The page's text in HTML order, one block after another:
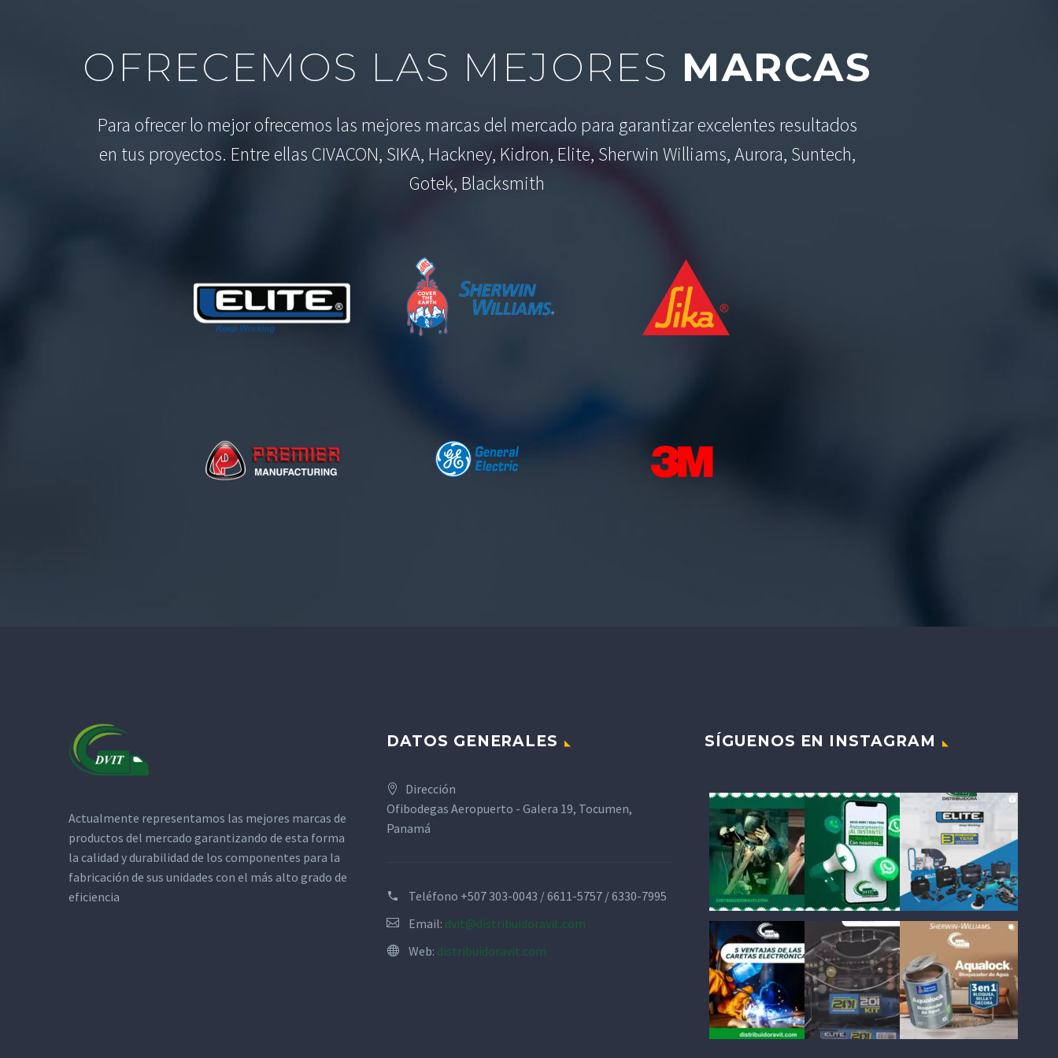
OFRECEMOS LAS MEJORES MARCAS
Para ofrecer lo mejor ofrecemos las mejores marcas del mercado para garantizar excelentes resultados
en tus proyectos. Entre ellas CIVACON, SIKA, Hackney, Kidron, Elite, Sherwin Williams, Aurora, Suntech,
Gotek, Blacksmith
Actualmente representamos las mejores marcas de
productos del mercado garantizando de esta forma
la calidad y durabilidad de los componentes para la
fabricación de sus unidades con el más alto grado de
eficiencia
DATOS GENERALES
Dirección
Ofibodegas Aeropuerto - Galera 19, Tocumen,
Panamá
Teléfono +507 303-0043 / 6611-5757 / 6330-7995
Email: dvit@distribuidoravit.com
Web: distribuidoravit.com
SÍGUENOS EN INSTAGRAM